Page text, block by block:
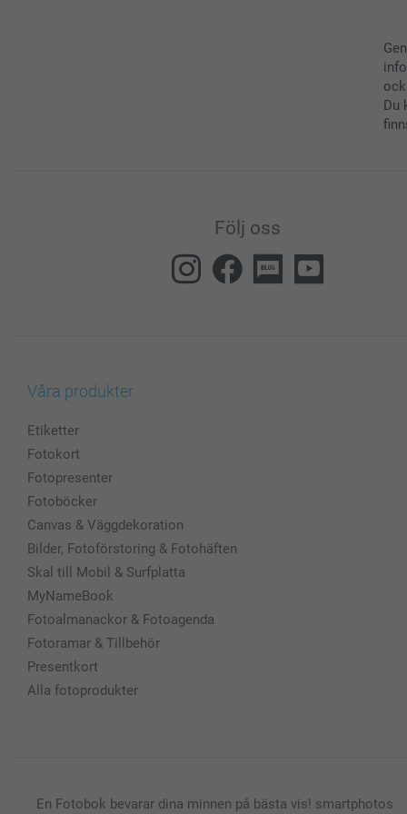
Du
Följ oss
Våra produkter
Etiketter
Fotokort
Fotopresenter
Fotoböcker
Canvas & Väggdekoration
Bilder, Fotoförstoring & Fotohäften
Skal till Mobil & Surfplatta
MyNameBook
Fotoalmanackor & Fotoagenda
Fotoramar & Tillbehör
Presentkort
Alla fotoprodukter
En Fotobok bevarar dina minnen på bästa vis! smartphotos